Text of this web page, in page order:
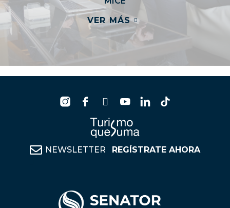
VER MÁS
NEWSLETTER REGÍSTRATE AHORA